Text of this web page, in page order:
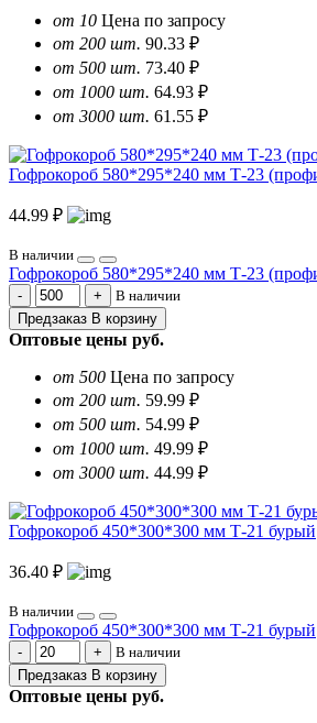
от 10 Цена по запросу
от 200 шт. 90.33 ₽
от 500 шт. 73.40 ₽
от 1000 шт. 64.93 ₽
от 3000 шт. 61.55 ₽
Гофрокороб 580*295*240 мм Т-23
44.99 ₽
В наличии
Гофрокороб 580*295*240 мм Т-23
В наличии
Предзаказ В корзину
Оптовые цены руб.
от 500 Цена по запросу
от 200 шт. 59.99 ₽
от 500 шт. 54.99 ₽
от 1000 шт. 49.99 ₽
от 3000 шт. 44.99 ₽
Гофрокороб 450*300*300 мм Т-21 бурый
36.40 ₽
В наличии
Гофрокороб 450*300*300 мм Т-21 бурый
В наличии
Предзаказ В корзину
Оптовые цены руб.